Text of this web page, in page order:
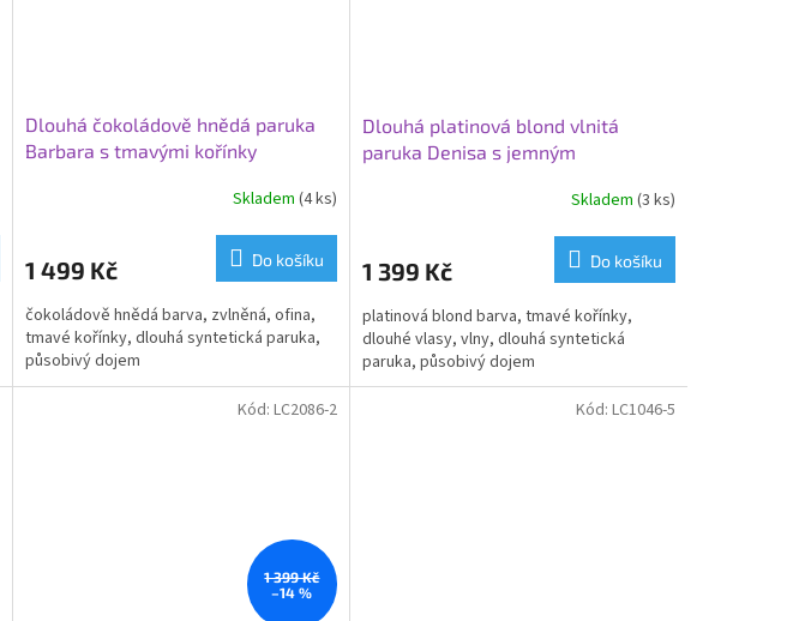
Dlouhá čokoládově hnědá paruka
Barbara s tmavými kořínky
Skladem (4 ks)
1 499 Kč Do košíku
čokoládově hnědá barva, zvlněná, ofina,
tmavé kořínky, dlouhá syntetická paruka,
působivý dojem
Dlouhá platinová blond vlnitá
paruka Denisa s jemným
Skladem (3 ks)
1 399 Kč Do košíku
platinová blond barva, tmavé kořínky,
dlouhé vlasy, vlny, dlouhá syntetická
paruka, působivý dojem
1 399 Kč
–14 %
Kód: LC2086-2 Kód: LC1046-5